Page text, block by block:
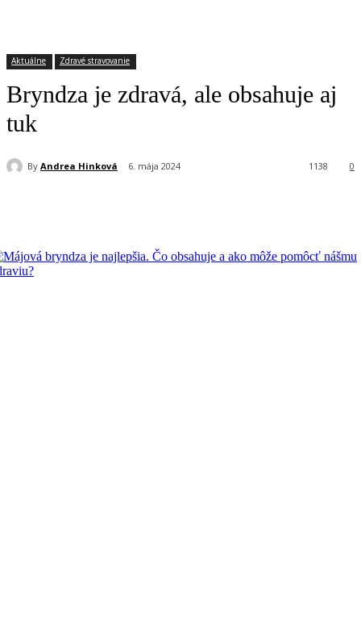
Aktuálne Zdravé stravovanie
Bryndza je zdravá, ale obsahuje aj
tuk
By Andrea Hinková 6. mája 2024 0
1138